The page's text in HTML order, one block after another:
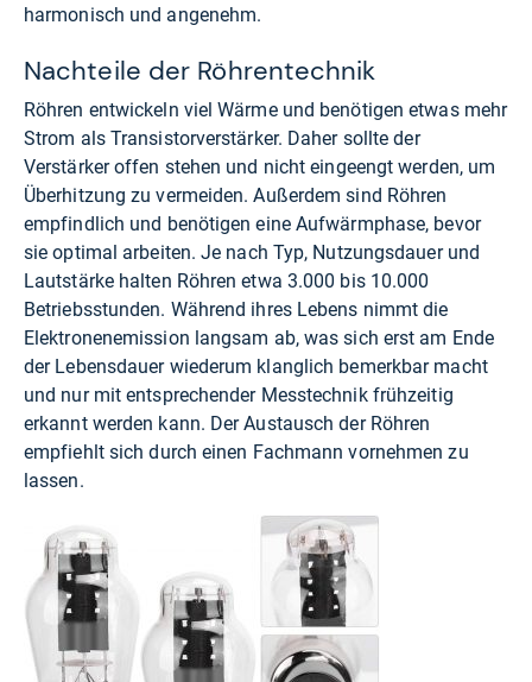
harmonisch und angenehm.
Nachteile der Röhrentechnik
Röhren entwickeln viel Wärme und benötigen etwas mehr
Strom als Transistorverstärker. Daher sollte der
Verstärker offen stehen und nicht eingeengt werden, um
Überhitzung zu vermeiden. Außerdem sind Röhren
empfindlich und benötigen eine Aufwärmphase, bevor
sie optimal arbeiten. Je nach Typ, Nutzungsdauer und
Lautstärke halten Röhren etwa 3.000 bis 10.000
Betriebsstunden. Während ihres Lebens nimmt die
Elektronenemission langsam ab, was sich erst am Ende
der Lebensdauer wiederum klanglich bemerkbar macht
und nur mit entsprechender Messtechnik frühzeitig
erkannt werden kann. Der Austausch der Röhren
empfiehlt sich durch einen Fachmann vornehmen zu
lassen.